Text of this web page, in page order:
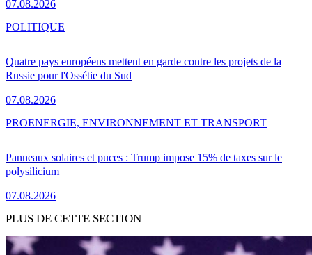
07.08.2026
Quatre pays européens mettent en garde contre les projets de la
Russie pour l'Ossétie du Sud
07.08.2026
POLITIQUE
Panneaux solaires et puces : Trump impose 15% de taxes sur le
polysilicium
07.08.2026
PROENERGIE, ENVIRONNEMENT ET TRANSPORT
PLUS DE CETTE SECTION